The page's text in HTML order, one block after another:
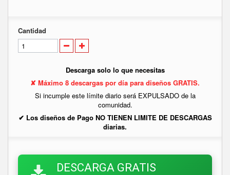
Cantidad
Descarga solo lo que necesitas
✘ Máximo 8 descargas por día para diseños GRATIS.
Si incumple este límite diario será EXPULSADO de la
comunidad.
✔ Los diseños de Pago NO TIENEN LIMITE DE DESCARGAS
diarias.
DESCARGA GRATIS